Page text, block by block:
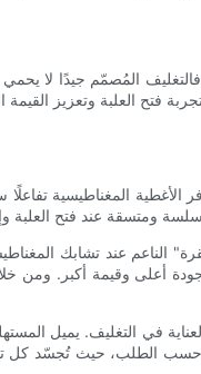
المُصمّم جيدًا لا
فتح العلبة وتعزيز
الأغطية المغناطيسية
الناعم عند تشابك
أعلى وقيمة أكبر.
في التغليف. يميل
حسب الطلب، حيث تُجسّد كل